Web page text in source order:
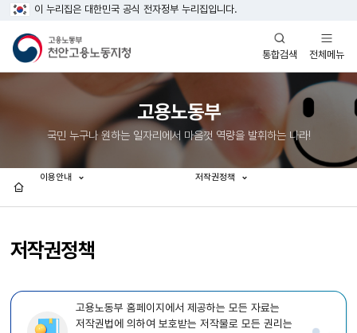
이 누리집은 대한민국 공식 전자정부 누리집입니다.
통합검색
열기
전체메뉴
열기
고용노동부
국민 누구나 원하는 일자리에서 마음껏 역량을 발휘하는 나라!
저작권정책
이용안내 저작권정책
고용노동부 홈페이지에서 제공하는 모든 자료는
저작권법에 의하여 보호받는 저작물로 모든 권리는